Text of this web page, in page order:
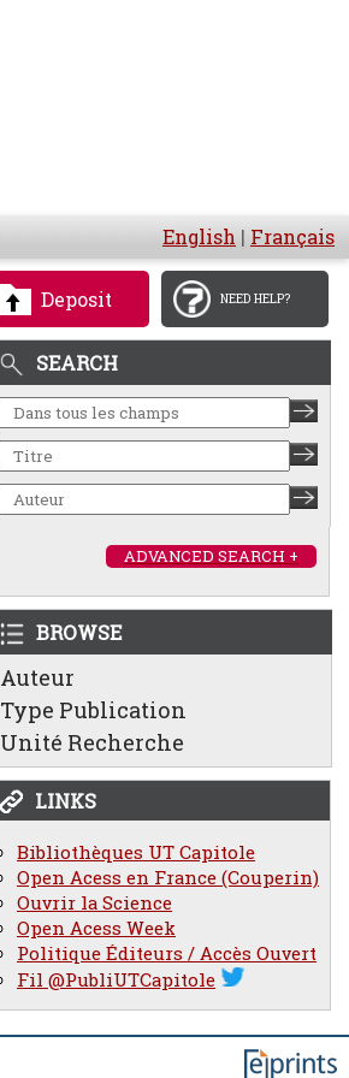
English | Français
Deposit NEED HELP?
SEARCH
ADVANCED SEARCH +
BROWSE
Auteur
Type Publication
Unité Recherche
LINKS
Bibliothèques UT Capitole
Open Acess en France (Couperin)
Ouvrir la Science
Open Acess Week
Politique Éditeurs / Accès Ouvert
Fil @PubliUTCapitole